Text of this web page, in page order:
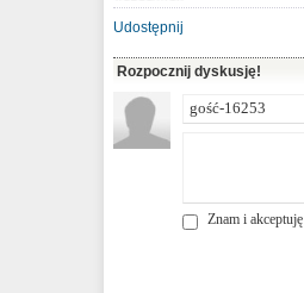
Udostępnij
Rozpocznij dyskusję!
Znam i akceptuję